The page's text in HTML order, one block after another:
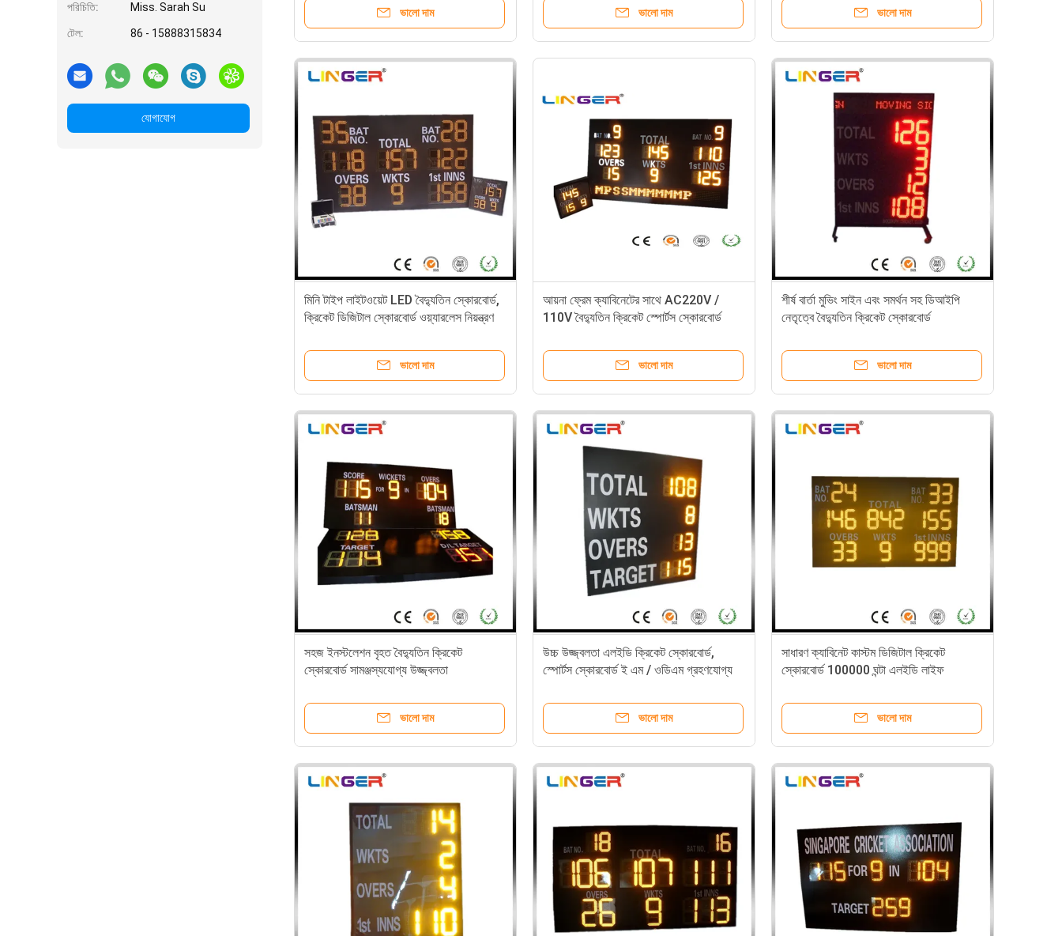
পরিচিতি: Miss. Sarah Su
টেল: 86 - 15888315834
যোগাযোগ
ভালো দাম ভালো দাম ভালো দাম
মিনি টাইপ লাইটওয়েট LED বৈদ্যুতিন স্কোরবোর্ড,
ক্রিকেট ডিজিটাল স্কোরবোর্ড ওয়্যারলেস নিয়ন্ত্রণ
ভালো দাম
আয়না ফ্রেম ক্যাবিনেটের সাথে AC220V /
110V বৈদ্যুতিন ক্রিকেট স্পোর্টস স্কোরবোর্ড
ভালো দাম
শীর্ষ বার্তা মুভিং সাইন এবং সমর্থন সহ ডিআইপি
নেতৃত্বে বৈদ্যুতিন ক্রিকেট স্কোরবোর্ড
ভালো দাম
সহজ ইনস্টলেশন বৃহত বৈদ্যুতিন ক্রিকেট
স্কোরবোর্ড সামঞ্জস্যযোগ্য উজ্জ্বলতা
ভালো দাম
উচ্চ উজ্জ্বলতা এলইডি ক্রিকেট স্কোরবোর্ড,
স্পোর্টস স্কোরবোর্ড ই এম / ওডিএম গ্রহণযোগ্য
ভালো দাম
সাধারণ ক্যাবিনেট কাস্টম ডিজিটাল ক্রিকেট
স্কোরবোর্ড 100000 ঘন্টা এলইডি লাইফ
ভালো দাম